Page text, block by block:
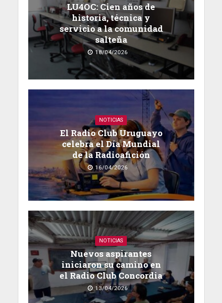
LU4OC: Cien años de
historia, técnica y
servicio a la comunidad
salteña
18/04/2026
NOTICIAS
El Radio Club Uruguayo
celebra el Día Mundial
de la Radioafición
16/04/2026
NOTICIAS
Nuevos aspirantes
iniciaron su camino en
el Radio Club Concordia
13/04/2026